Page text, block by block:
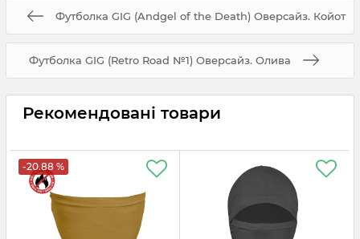
Футболка GIG (Andgel of the Death) Оверсайз. Койот
Футболка GIG (Retro Road №1) Оверсайз. Олива
Рекомендовані товари
-20.88 %